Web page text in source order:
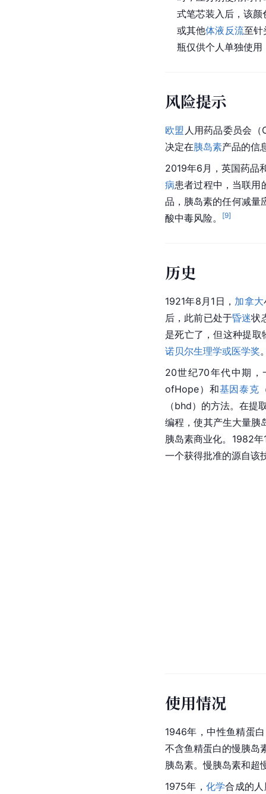
式笔芯装入后，该
或其他体液反流至针
瓶仅供个人单独使
风险提示
欧盟 人用药品委员会
决定在胰岛素产品的信
2019年6月，英国药品
病患者过程中，当联用
品，胰岛素的任何减量
酸中毒风险。
[9]
历史
1921年8月1日， 加拿大
后，此前已处于昏迷状
是死亡了，但这种提
诺贝尔生理学或医学奖
20世纪70年代中期
ofHope）和基因泰克
（bhd）的方法。在
编程，使其产生大量胰
胰岛素商业化。1982
一个获得批准的源自该
使用情况
1946年，中性鱼精蛋
不含鱼精蛋白的慢胰岛
胰岛素。慢胰岛素和超
1975年， 化学合成的